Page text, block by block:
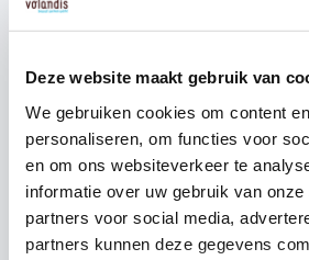
Deze website maakt gebruik van
We gebruiken cookies om content
personaliseren, om functies voor
en om ons websiteverkeer te
informatie over uw gebruik van
partners voor social media,
partners kunnen deze gegevens